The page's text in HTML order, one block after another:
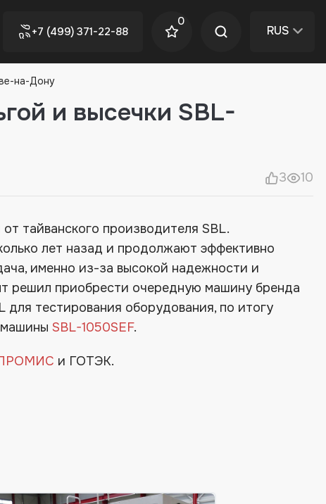
+7 (499) 371-22-88
0
RUS
на-Дону
и высечки SBL-
3 10
тайванского производителя SBL.
лет назад и продолжают эффективно
именно из-за высокой надежности и
решил приобрести очередную машину бренда
для тестирования оборудования, по итогу
машины SBL-1050SEF.
и ГОТЭК.